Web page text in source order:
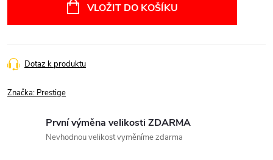
VLOŽIT DO KOŠÍKU
Dotaz k produktu
Značka: Prestige
První výměna velikosti ZDARMA
Nevhodnou velikost vyměníme zdarma